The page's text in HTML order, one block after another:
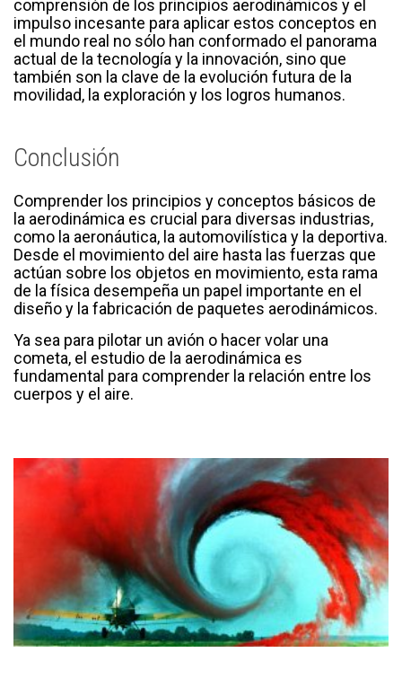
comprensión de los principios aerodinámicos y el
impulso incesante para aplicar estos conceptos en
el mundo real no sólo han conformado el panorama
actual de la tecnología y la innovación, sino que
también son la clave de la evolución futura de la
movilidad, la exploración y los logros humanos.
Conclusión
Comprender los principios y conceptos básicos de
la aerodinámica es crucial para diversas industrias,
como la aeronáutica, la automovilística y la deportiva.
Desde el movimiento del aire hasta las fuerzas que
actúan sobre los objetos en movimiento, esta rama
de la física desempeña un papel importante en el
diseño y la fabricación de paquetes aerodinámicos.
Ya sea para pilotar un avión o hacer volar una
cometa, el estudio de la aerodinámica es
fundamental para comprender la relación entre los
cuerpos y el aire.